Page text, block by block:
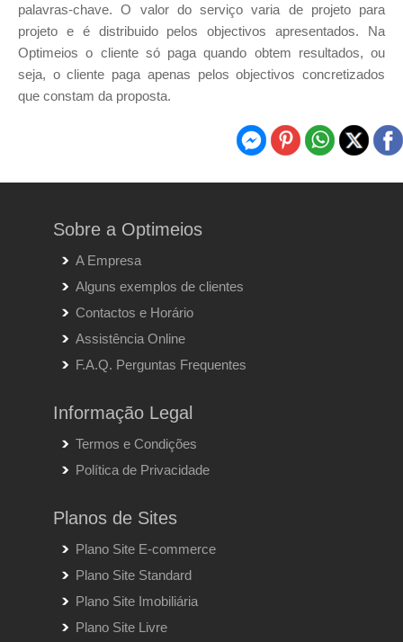
palavras-chave. O valor do serviço varia de projeto para
projeto e é distribuido pelos objectivos apresentados. Na
Optimeios o cliente só paga quando obtem resultados, ou
seja, o cliente paga apenas pelos objectivos concretizados
que constam da proposta.
Sobre a Optimeios
A Empresa
Alguns exemplos de clientes
Contactos e Horário
Assistência Online
F.A.Q. Perguntas Frequentes
Informação Legal
Termos e Condições
Política de Privacidade
Planos de Sites
Plano Site E-commerce
Plano Site Standard
Plano Site Imobiliária
Plano Site Livre